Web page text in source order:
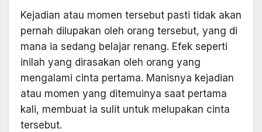
Kejadian atau momen tersebut pasti tidak akan
pernah dilupakan oleh orang tersebut, yang di
mana ia sedang belajar renang. Efek seperti
inilah yang dirasakan oleh orang yang
mengalami cinta pertama. Manisnya kejadian
atau momen yang ditemuinya saat pertama
kali, membuat ia sulit untuk melupakan cinta
tersebut.